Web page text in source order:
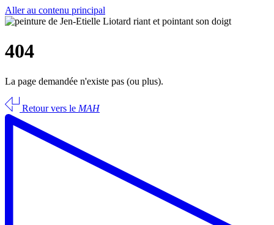
Aller au contenu principal
404
La page demandée n'existe pas (ou plus).
Retour vers le MAH